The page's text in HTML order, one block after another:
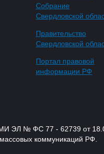
Собрание
Свердловской
Правительство
Свердловской
Портал правовой
информации РФ
ЭЛ № ФС 77 - 62739 от
коммуникаций РФ.